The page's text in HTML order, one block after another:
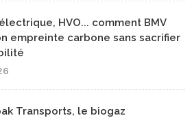
HVO... comment BMV
empreinte carbone sans sacrifier
Transports, le biogaz